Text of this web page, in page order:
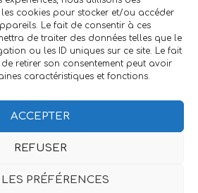
cookies pour stocker et/ou accéder
Le fait de consentir à ces
de traiter des données telles que le
ou les ID uniques sur ce site. Le fait
retirer son consentement peut avoir
caractéristiques et fonctions.
ACCEPTER
REFUSER
PRÉFÉRENCES
générales de vente
confidentialité
de Touraine|eszett